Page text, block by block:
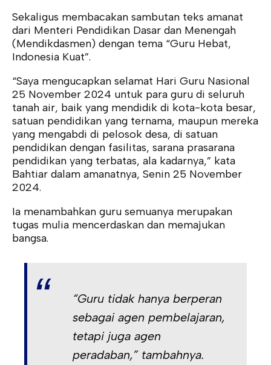
Sekaligus membacakan sambutan teks amanat
dari Menteri Pendidikan Dasar dan Menengah
(Mendikdasmen) dengan tema “Guru Hebat,
Indonesia Kuat”.
“Saya mengucapkan selamat Hari Guru Nasional
25 November 2024 untuk para guru di seluruh
tanah air, baik yang mendidik di kota-kota besar,
satuan pendidikan yang ternama, maupun mereka
yang mengabdi di pelosok desa, di satuan
pendidikan dengan fasilitas, sarana prasarana
pendidikan yang terbatas, ala kadarnya,” kata
Bahtiar dalam amanatnya, Senin 25 November
2024.
Ia menambahkan guru semuanya merupakan
tugas mulia mencerdaskan dan memajukan
bangsa.
“Guru tidak hanya berperan
sebagai agen pembelajaran,
tetapi juga agen
peradaban,” tambahnya.